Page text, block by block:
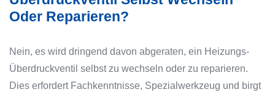
Oder Reparieren?
Nein, es wird dringend davon abgeraten, ein Heizungs-
Überdruckventil selbst zu wechseln oder zu reparieren.
Dies erfordert Fachkenntnisse, Spezialwerkzeug und birgt